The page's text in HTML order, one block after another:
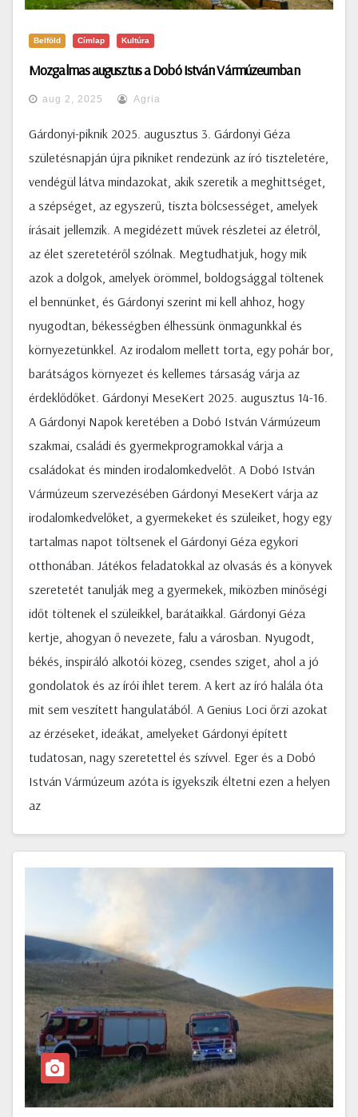
Belföld Címlap Kultúra
Mozgalmas augusztus a Dobó István Vármúzeumban
aug 2, 2025 Agria
Gárdonyi-piknik 2025. augusztus 3. Gárdonyi Géza
születésnapján újra pikniket rendezünk az író tiszteletére,
vendégül látva mindazokat, akik szeretik a meghittséget,
a szépséget, az egyszerű, tiszta bölcsességet, amelyek
írásait jellemzik. A megidézett művek részletei az életről,
az élet szeretetéről szólnak. Megtudhatjuk, hogy mik
azok a dolgok, amelyek örömmel, boldogsággal töltenek
el bennünket, és Gárdonyi szerint mi kell ahhoz, hogy
nyugodtan, békességben élhessünk önmagunkkal és
környezetünkkel. Az irodalom mellett torta, egy pohár bor,
barátságos környezet és kellemes társaság várja az
érdeklődőket. Gárdonyi MeseKert 2025. augusztus 14-16.
A Gárdonyi Napok keretében a Dobó István Vármúzeum
szakmai, családi és gyermekprogramokkal várja a
családokat és minden irodalomkedvelőt. A Dobó István
Vármúzeum szervezésében Gárdonyi MeseKert várja az
irodalomkedvelőket, a gyermekeket és szüleiket, hogy egy
tartalmas napot töltsenek el Gárdonyi Géza egykori
otthonában. Játékos feladatokkal az olvasás és a könyvek
szeretetét tanulják meg a gyermekek, miközben minőségi
időt töltenek el szüleikkel, barátaikkal. Gárdonyi Géza
kertje, ahogyan ő nevezete, falu a városban. Nyugodt,
békés, inspiráló alkotói közeg, csendes sziget, ahol a jó
gondolatok és az írói ihlet terem. A kert az író halála óta
mit sem veszített hangulatából. A Genius Loci őrzi azokat
az érzéseket, ideákat, amelyeket Gárdonyi épített
tudatosan, nagy szeretettel és szívvel. Eger és a Dobó
István Vármúzeum azóta is igyekszik éltetni ezen a helyen
az